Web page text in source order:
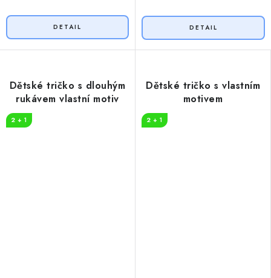
Dětské tričko s dlouhým
rukávem vlastní motiv
2 + 1
Dětské tričko s vlastním
motivem
2 + 1